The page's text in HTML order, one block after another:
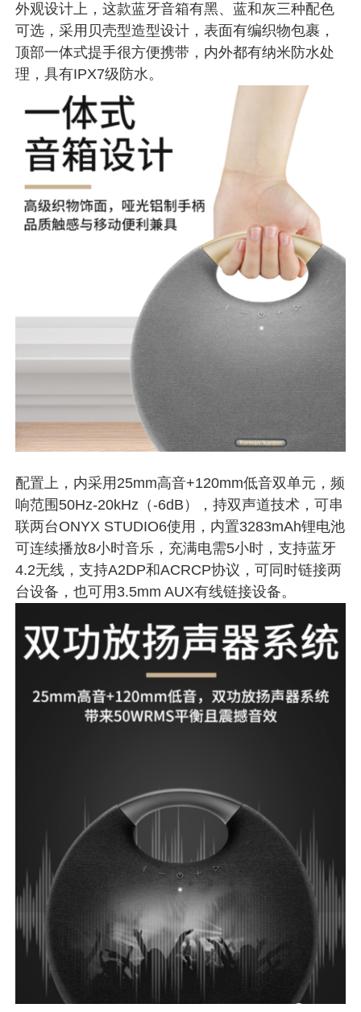
外观设计上，这款蓝牙音箱有黑、蓝和灰三种配色
可选，采用贝壳型造型设计，表面有编织物包裹，
顶部一体式提手很方便携带，内外都有纳米防水处
理，具有IPX7级防水。
配置上，内采用25mm高音+120mm低音双单元，频
响范围50Hz-20kHz（-6dB），持双声道技术，可串
联两台ONYX STUDIO6使用，内置3283mAh锂电池
可连续播放8小时音乐，充满电需5小时，支持蓝牙
4.2无线，支持A2DP和ACRCP协议，可同时链接两
台设备，也可用3.5mm AUX有线链接设备。